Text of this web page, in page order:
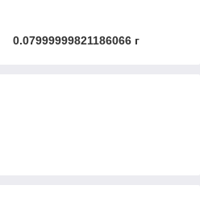
0.07999999821186066 г